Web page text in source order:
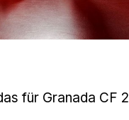
für Granada CF